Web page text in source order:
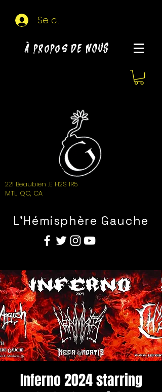
Se connecter
À propos de NOUS
221 Beaubien .E H2S 1R5
MTL, QC, CA
L'Hémisphère Gauche
Inferno 2024 starring